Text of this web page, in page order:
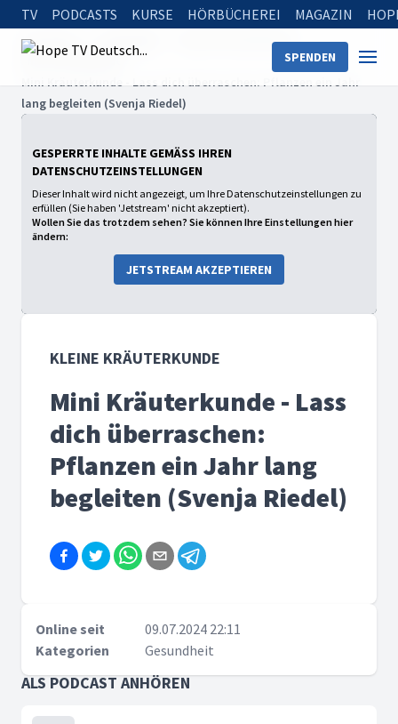
TV PODCASTS KURSE HÖRBÜCHEREI MAGAZIN
SPENDEN
Startseite
Kleine Kräuterkunde
Mini Kräuterkunde
Mini Kräuterkunde - Lass dich überraschen: Pflanzen ein Jahr
lang begleiten (Svenja Riedel)
GESPERRTE INHALTE GEMÄSS IHREN D
ATENSCHUTZEINSTELLUNGEN
Dieser Inhalt wird nicht angezeigt, um Ihre Datenschutzeinstellungen zu
erfüllen (Sie haben 'Jetstream' nicht akzeptiert).
Wollen Sie das trotzdem sehen? Sie können Ihre Einstellungen hier
ändern:
JETSTREAM AKZEPTIEREN
KLEINE KRÄUTERKUNDE
Mini Kräuterkunde - Lass
dich überraschen:
Pflanzen ein Jahr lang
begleiten (Svenja Riedel)
Online seit
09.07.2024 22:11
Kategorien
Gesundheit
ALS PODCAST ANHÖREN